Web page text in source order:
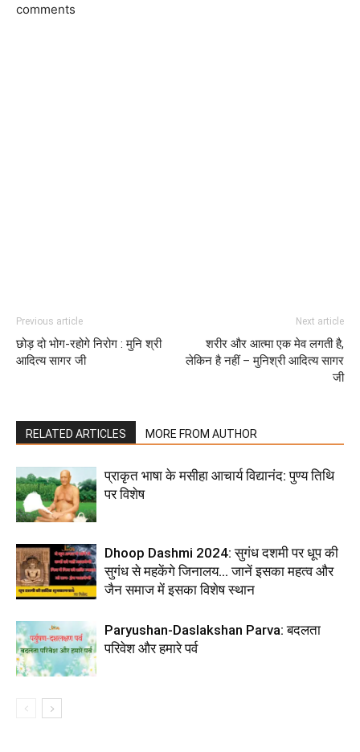
comments
Previous article
छोड़ दो भोग-रहोगे निरोग : मुनि श्री
आदित्य सागर जी
Next article
शरीर और आत्मा एक मेव लगती है,
लेकिन है नहीं – मुनिश्री आदित्य सागर
जी
RELATED ARTICLES MORE FROM AUTHOR
प्राकृत भाषा के मसीहा आचार्य विद्यानंद: पुण्य तिथि
पर विशेष
Dhoop Dashmi 2024: सुगंध दशमी पर धूप की
सुगंध से महकेंगे जिनालय… जानें इसका महत्व और
जैन समाज में इसका विशेष स्थान
Paryushan-Daslakshan Parva: बदलता
परिवेश और हमारे पर्व